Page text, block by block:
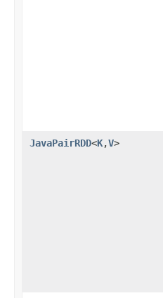
JavaPairRDD<K,V>